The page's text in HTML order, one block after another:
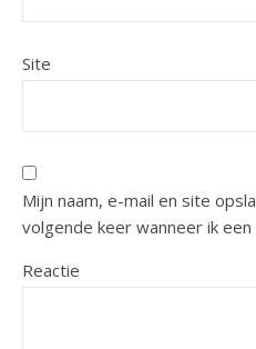
Site
Mijn naam, e-mail en site
volgende keer wanneer ik
Reactie